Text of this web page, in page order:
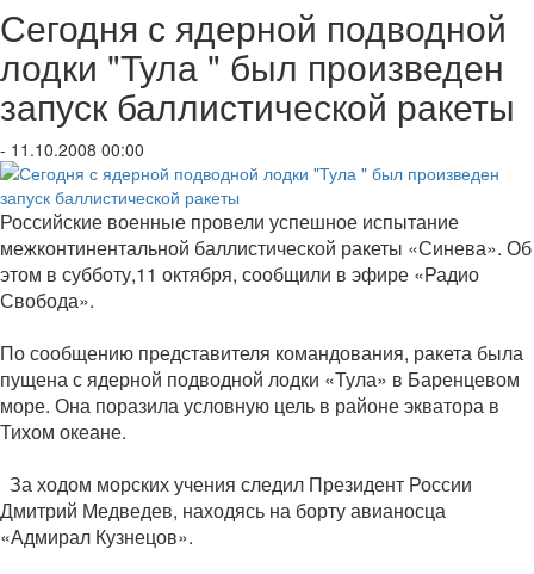
Сегодня с ядерной подводной
лодки "Тула " был произведен
запуск баллистической ракеты
- 11.10.2008 00:00
Российские военные провели успешное испытание
межконтинентальной баллистической ракеты «Синева». Об
этом в субботу,11 октября, сообщили в эфире «Радио
Свобода».
По сообщению представителя командования, ракета была
пущена с ядерной подводной лодки «Тула» в Баренцевом
море. Она поразила условную цель в районе экватора в
Тихом океане.
За ходом морских учения следил Президент России
Дмитрий Медведев, находясь на борту авианосца
«Адмирал Кузнецов».